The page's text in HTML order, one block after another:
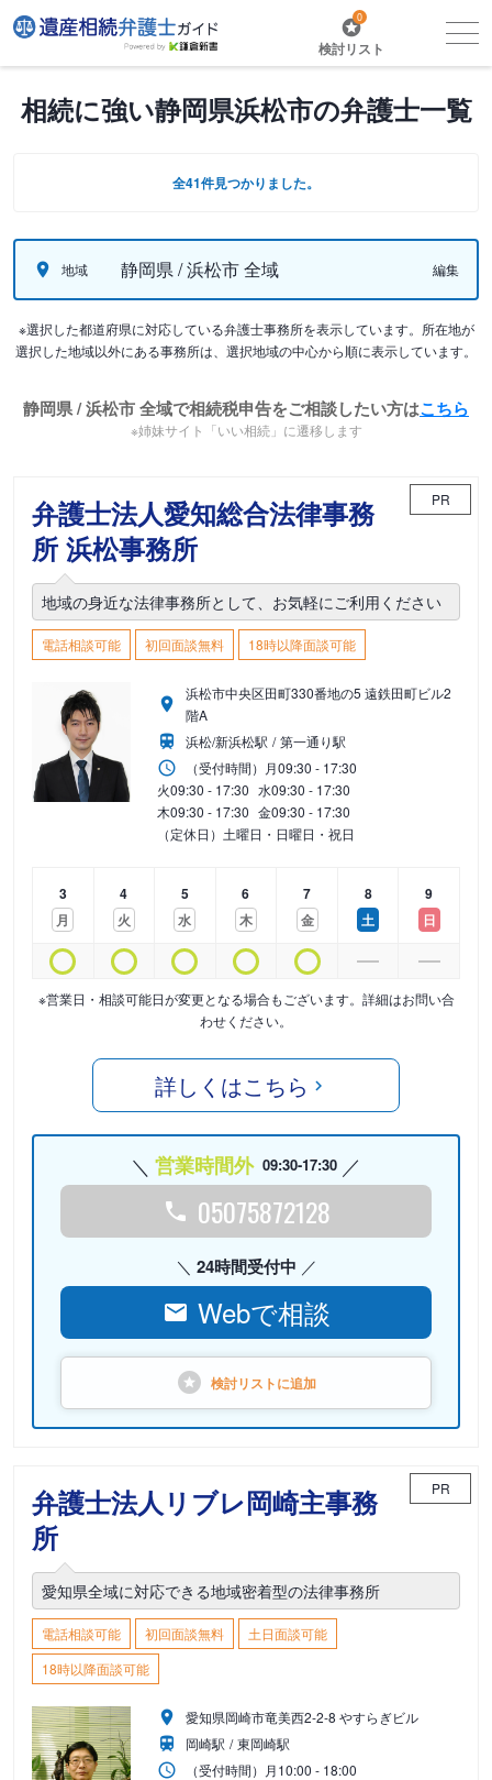
0
検討リスト
相続に強い静岡県浜松市の弁護士一覧
全41件見つかりました。
地域 静岡県 / 浜松市 全域 編集
※選択した都道府県に対応している弁護士事務所を表示しています。所在地が
選択した地域以外にある事務所は、選択地域の中心から順に表示しています。
静岡県 / 浜松市 全域で相続税申告をご相談したい方はこちら
※姉妹サイト「いい相続」に遷移します
弁護士法人愛知総合法律事務
所 浜松事務所
PR
地域の身近な法律事務所として、お気軽にご利用ください
電話相談可能 初回面談無料 18時以降面談可能
浜松市中央区田町330番地の5 遠鉄田町ビル2
階A
浜松/新浜松駅
第一通り駅
（受付時間） 月09:30 - 17:30
火09:30 - 17:30 水09:30 - 17:30
木09:30 - 17:30 金09:30 - 17:30
（定休日）土曜日・日曜日・祝日
3
月
4
火
5
水
6
木
7
金
8
土
9
日
※営業日・相談可能日が変更となる場合もございます。詳細はお問い合
わせください。
詳しくはこちら
営業時間外 09:30-17:30
05075872128
24時間受付中
Webで相談
検討リストに追加
弁護士法人リブレ岡崎主事務
所
PR
愛知県全域に対応できる地域密着型の法律事務所
電話相談可能 初回面談無料
土日面談可能
18時以降面談可能
愛知県岡崎市竜美西2-2-8 やすらぎビル
岡崎駅
東岡崎駅
（受付時間） 月10:00 - 18:00